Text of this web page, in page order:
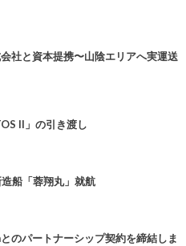
社と資本提携〜山陰エリアへ実運送
II」の引き渡し
船「蓉翔丸」就航
のパートナーシップ契約を締結しま